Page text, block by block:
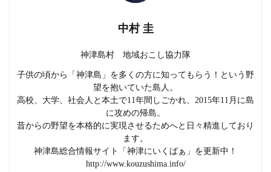
中村 圭
神津島村 地域おこし協力隊
子供の頃から「神津島」を多くの方に知ってもらう！という野
望を抱いていた島人。
高校、大学、社会人と本土で11年間しごかれ、2015年11月に島
に攻めの帰島。
昔からの野望を本格的に実現させるためへと日々精進しており
ます。
神津島総合情報サイト「神津にいくばぁ」を更新中！
http://www.kouzushima.info/